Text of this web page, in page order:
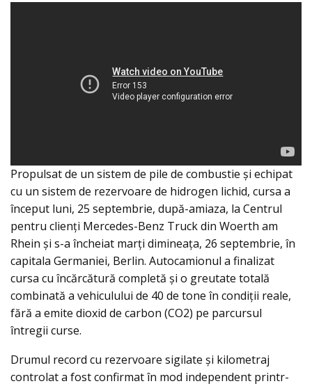
Propulsat de un sistem de pile de combustie și echipat
cu un sistem de rezervoare de hidrogen lichid, cursa a
început luni, 25 septembrie, după-amiaza, la Centrul
pentru clienți Mercedes-Benz Truck din Woerth am
Rhein și s-a încheiat marți dimineața, 26 septembrie, în
capitala Germaniei, Berlin. Autocamionul a finalizat
cursa cu încărcătură completă și o greutate totală
combinată a vehiculului de 40 de tone în condiții reale,
fără a emite dioxid de carbon (CO2) pe parcursul
întregii curse.
Drumul record cu rezervoare sigilate și kilometraj
controlat a fost confirmat în mod independent printr-